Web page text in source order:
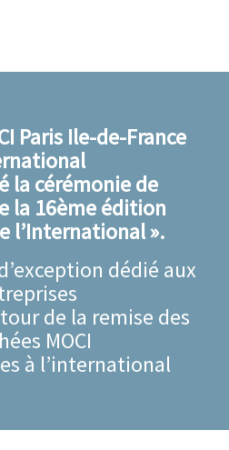
Paris Ile-de-France
la cérémonie de
la 16ème édition
l’International ».
dédié aux
de la remise des
MOCI
à l’international